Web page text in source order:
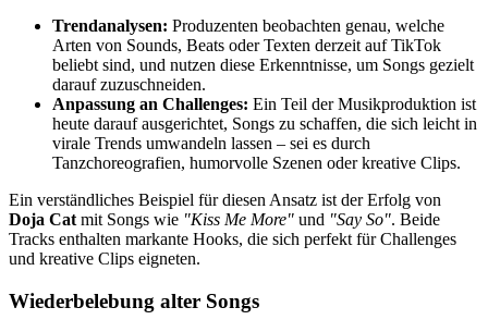
Trendanalysen: Produzenten beobachten genau, welche
Arten von Sounds, Beats oder Texten derzeit auf TikTok
beliebt sind, und nutzen diese Erkenntnisse, um Songs gezielt
darauf zuzuschneiden.
Anpassung an Challenges: Ein Teil der Musikproduktion ist
heute darauf ausgerichtet, Songs zu schaffen, die sich leicht in
virale Trends umwandeln lassen – sei es durch
Tanzchoreografien, humorvolle Szenen oder kreative Clips.
Ein verständliches Beispiel für diesen Ansatz ist der Erfolg von
Doja Cat mit Songs wie "Kiss Me More" und "Say So". Beide
Tracks enthalten markante Hooks, die sich perfekt für Challenges
und kreative Clips eigneten.
Wiederbelebung alter Songs